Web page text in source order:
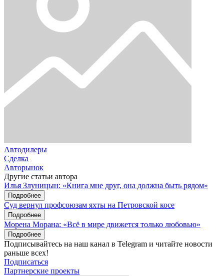
Автодилеры
Сделка
Авторынок
Другие статьи автора
Илья Злуницын: «Книга мне друг, она должна быть рядом»
Подробнее
Суд вернул профсоюзам яхты на Петровской косе
Подробнее
Морена Морана: «Всё в мире движется только любовью»
Подробнее
Подписывайтесь на наш канал в Telegram и читайте новости
раньше всех!
Подписаться
Партнерские проекты